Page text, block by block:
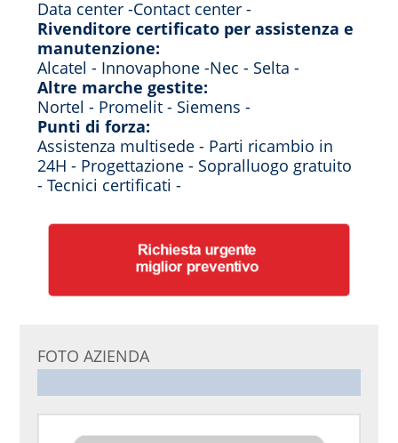
Data center -Contact center -
Rivenditore certificato per assistenza e
manutenzione:
Alcatel - Innovaphone -Nec - Selta -
Altre marche gestite:
Nortel - Promelit - Siemens -
Punti di forza:
Assistenza multisede - Parti ricambio in
24H - Progettazione - Sopralluogo gratuito
- Tecnici certificati -
FOTO AZIENDA